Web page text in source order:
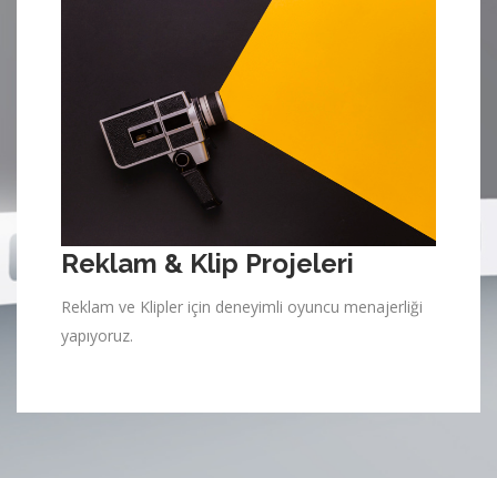
Reklam & Klip Projeleri
Reklam ve Klipler için deneyimli oyuncu menajerliği
yapıyoruz.